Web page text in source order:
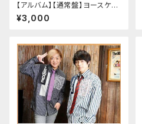
【アルバム】【通常盤】ヨースケコ
ースケ「YOSUKE KOSUKE A
COUSTIC SELECTION」
¥3,000